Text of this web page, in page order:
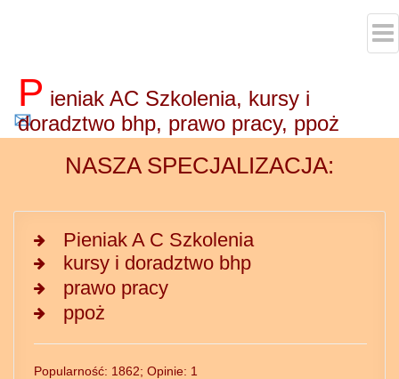
P ieniak AC Szkolenia, kursy i
doradztwo bhp, prawo pracy, ppoż
✉
NASZA SPECJALIZACJA:
Pieniak A C Szkolenia
kursy i doradztwo bhp
prawo pracy
ppoż
Popularność: 1862; Opinie: 1